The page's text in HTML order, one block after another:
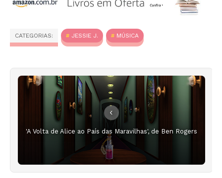
CATEGORIAS: JESSIE J. MÚSICA
'A Volta de Alice ao País das Maravilhas', de Ben Rogers